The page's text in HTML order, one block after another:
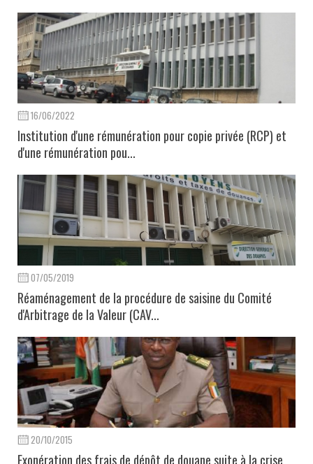
16/06/2022
Institution d'une rémunération pour copie privée (RCP) et
d'une rémunération pou...
07/05/2019
Réaménagement de la procédure de saisine du Comité
d'Arbitrage de la Valeur (CAV...
20/10/2015
Exonération des frais de dépôt de douane suite à la crise